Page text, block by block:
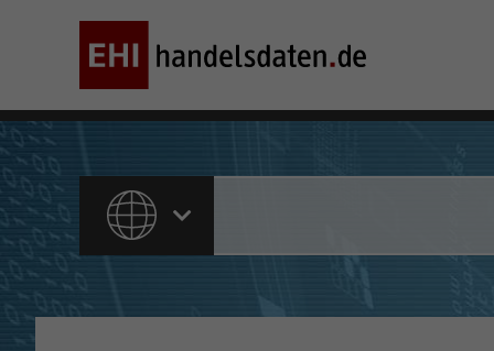
ALLE INHALTE